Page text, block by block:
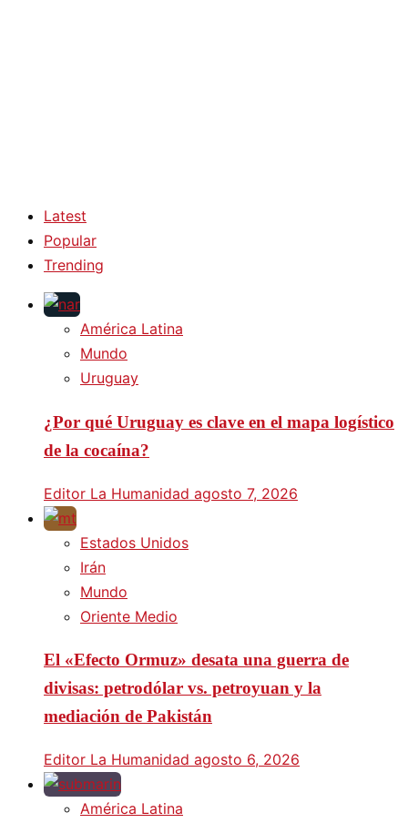
Latest
Popular
Trending
América Latina
Mundo
Uruguay
¿Por qué Uruguay es clave en el mapa logístico
de la cocaína?
Editor La Humanidad agosto 7, 2026
Estados Unidos
Irán
Mundo
Oriente Medio
El «Efecto Ormuz» desata una guerra de
divisas: petrodólar vs. petroyuan y la
mediación de Pakistán
Editor La Humanidad agosto 6, 2026
América Latina